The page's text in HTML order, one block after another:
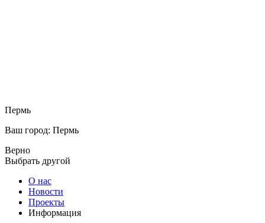
Пермь
Ваш город: Пермь
Верно
Выбрать другой
О нас
Новости
Проекты
Информация